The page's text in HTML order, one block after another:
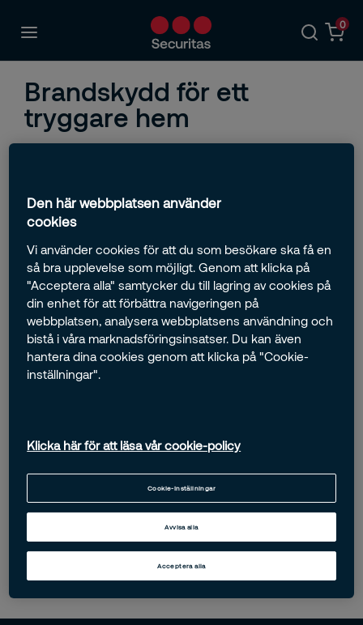
0
Brandskydd för ett
tryggare hem
brandskyddsprodukter kan små incidenter stoppas
innan de blir allvarliga.
hemmet och fungera tillsammans med ditt hemlarm –
för att ge dig en extra trygghet i vardagen.
Lägg i kundvagn
Rökdetektor
Lägg i kundvagn
Den här webbplatsen använder
cookies
Vi använder cookies för att du som besökare ska få en
så bra upplevelse som möjligt. Genom att klicka på
"Acceptera alla" samtycker du till lagring av cookies på
din enhet för att förbättra navigeringen på
webbplatsen, analysera webbplatsens användning och
bistå i våra marknadsföringsinsatser. Du kan även
hantera dina cookies genom att klicka på "Cookie-
inställningar".
Klicka här för att läsa vår cookie-policy
Avvisa alla
Acceptera alla
Cookie-inställningar